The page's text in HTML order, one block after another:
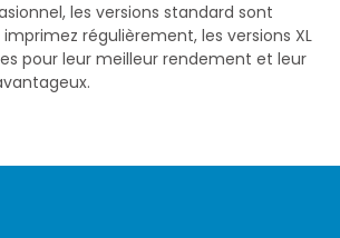
les versions standard sont
régulièrement, les versions XL
pour leur meilleur rendement et leur